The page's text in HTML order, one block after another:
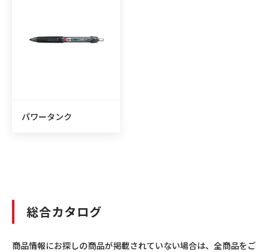
パワータンク
総合カタログ
商品情報にお探しの商品が掲載されていない場合は、全商品をご